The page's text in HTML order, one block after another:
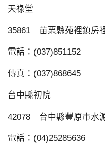
天祿堂
35861 苗栗縣苑裡鎮房
電話：(037)851152
傳真：(037)868645
台中縣初院
42078 台中縣豐原市水
電話：(04)25285636